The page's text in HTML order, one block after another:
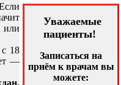
с 18
—
Уважаемые
пациенты!
Записаться на
приём к врачам вы
можете: